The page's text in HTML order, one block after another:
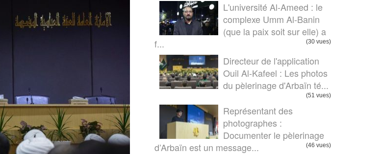
L'université Al-Ameed : le
complexe Umm Al-Banin
(que la paix soit sur elle) a
f...
(30 vues)
Directeur de l'application
Ouil Al-Kafeel : Les photos
du pèlerinage d'Arbaïn té...
(51 vues)
Représentant des
photographes :
Documenter le pèlerinage
d’Arbaïn est un message...
(46 vues)